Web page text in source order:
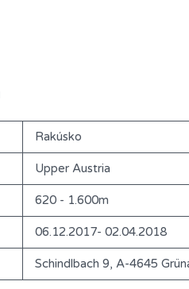
Rakúsko
Upper Austria
620 - 1.600m
06.12.2017- 02.04.2018
Schindlbach 9, A-4645